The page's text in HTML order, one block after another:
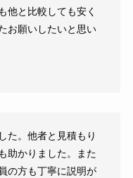
他と比較しても安く
お願いしたいと思い
た。他者と見積もり
助かりました。また
の方も丁寧に説明が